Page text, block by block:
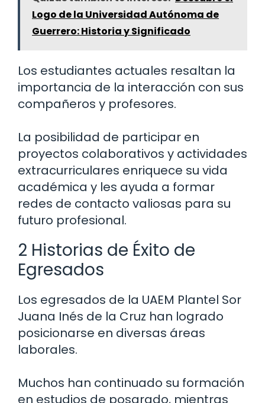
Logo de la Universidad Autónoma de
Guerrero: Historia y Significado
Los estudiantes actuales resaltan la
importancia de la interacción con sus
compañeros y profesores.
La posibilidad de participar en
proyectos colaborativos y actividades
extracurriculares enriquece su vida
académica y les ayuda a formar
redes de contacto valiosas para su
futuro profesional.
2 Historias de Éxito de
Egresados
Los egresados de la UAEM Plantel Sor
Juana Inés de la Cruz han logrado
posicionarse en diversas áreas
laborales.
Muchos han continuado su formación
en estudios de posgrado, mientras